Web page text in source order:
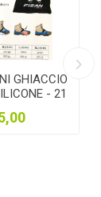
GHIACCIO
- 21